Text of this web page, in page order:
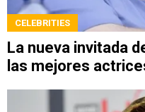
CELEBRITIES
La nueva invitada
las mejores